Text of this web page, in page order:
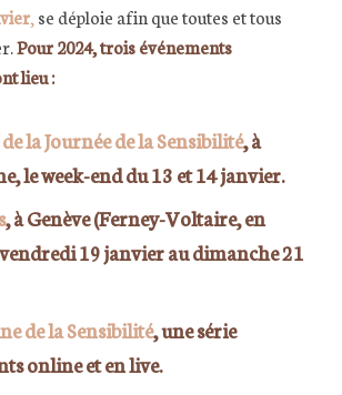
, se déploie afin que toutes et tous
Pour 2024, trois événements
lieu :
la Journée de la Sensibilité, à
le week-end du 13 et 14 janvier.
, à Genève (Ferney-Voltaire, en
19 janvier au dimanche 21
de la Sensibilité, une série
online et en live.